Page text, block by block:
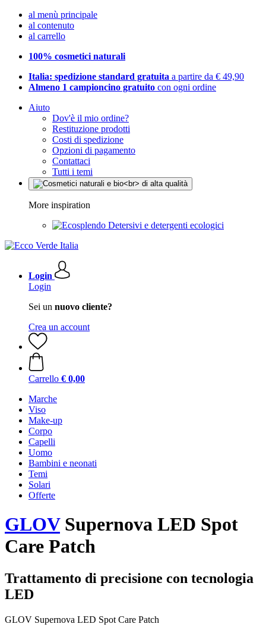
al menù principale
al contenuto
al carrello
100% cosmetici naturali
Italia: spedizione standard gratuita a partire da € 49,90
Almeno 1 campioncino gratuito con ogni ordine
Aiuto
Dov'è il mio ordine?
Restituzione prodotti
Costi di spedizione
Opzioni di pagamento
Contattaci
Tutti i temi
More inspiration
Detersivi e detergenti ecologici
Login
Login
Sei un nuovo cliente?
Crea un account
Carrello € 0,00
Marche
Viso
Make-up
Corpo
Capelli
Uomo
Bambini e neonati
Temi
Solari
Offerte
GLOVSupernova LED Spot
Care Patch
Trattamento di precisione con tecnologia
LED
GLOV Supernova LED Spot Care Patch